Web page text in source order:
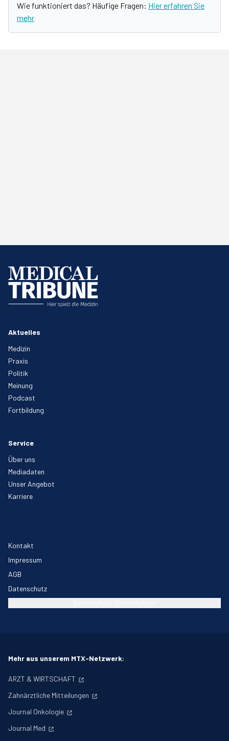
Wie funktioniert das? Häufige Fragen: Hier erfahren Sie
mehr
Aktuelles
Medizin
Praxis
Politik
Meinung
Podcast
Fortbildung
Service
Über uns
Mediadaten
Unser Angebot
Karriere
Kontakt
Impressum
AGB
Datenschutz
Mehr aus unserem MTX-Netzwerk:
ARZT & WIRTSCHAFT
Zahnärztliche Mitteilungen
Journal Onkologie
Journal Med